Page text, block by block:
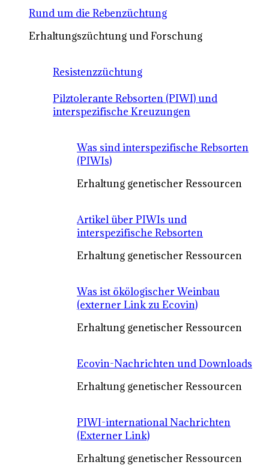
Rund um die Rebenzüchtung
Erhaltungszüchtung und Forschung
Resistenzzüchtung
Pilztolerante Rebsorten (PIWI) und
interspezifische Kreuzungen
Was sind interspezifische Rebsorten
(PIWIs)
Erhaltung genetischer Ressourcen
Artikel über PIWIs und
interspezifische Rebsorten
Erhaltung genetischer Ressourcen
Was ist ökölogischer Weinbau
(externer Link zu Ecovin)
Erhaltung genetischer Ressourcen
Ecovin-Nachrichten und Downloads
Erhaltung genetischer Ressourcen
PIWI-international Nachrichten
(Externer Link)
Erhaltung genetischer Ressourcen